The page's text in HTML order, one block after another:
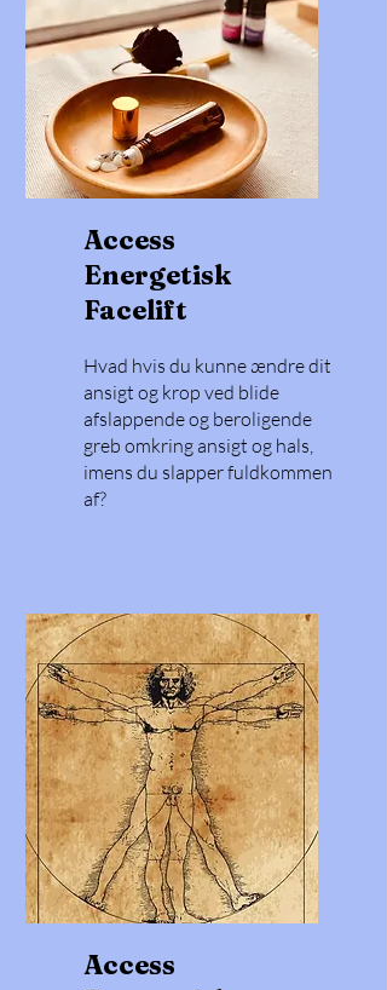
Access
Energetisk
Facelift
Hvad hvis du kunne ændre dit
ansigt og krop ved blide
afslappende og beroligende
greb omkring ansigt og hals,
imens du slapper fuldkommen
af?
Access